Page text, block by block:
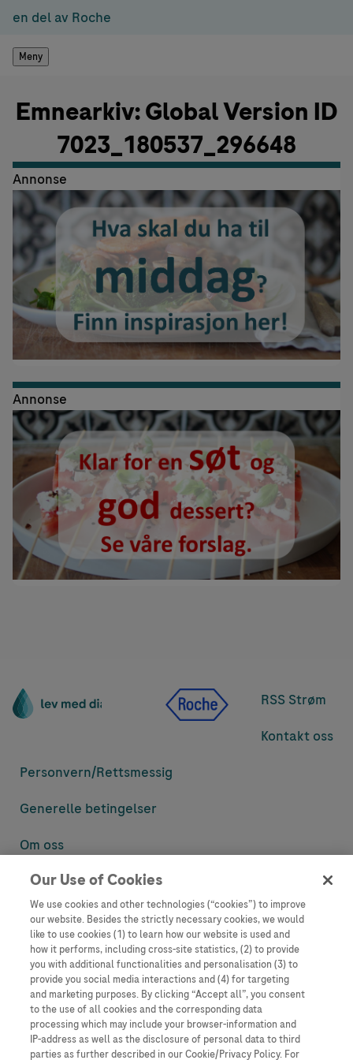
en del av Roche
Meny
Emnearkiv: Global Version ID
7023_180537_296648
Annonse
Annonse
RSS Strøm
Kontakt oss
Personvern/Rettsmessig
Generelle betingelser
Om oss
Denne nettsiden inneholder informasjon som er målsatt til en stor
informasjon som ellers ikke er tilgjengelig eller gyldig i ditt land.
Vennligst vær oppmerksom på at vi ikke tar noe ansvar for tilgang til
informasjon som muligens ikke er i samsvar med noen gyldig juridisk
prosess, regulering, registrering eller bruk i bostedslandet ditt.
Roche har ikke alltid mulighet til å kvalitetssikre andres innlegg, men
vil fjerne villedende eller upassende innlegg så langt det lar seg gjøre.
Vi har ikke ansvar for innhold på eksterne nettsider som det lenkes til.
Kopiering av materiale fra dette nettstedet for bruk annet sted er ikke
tillatt uten avtale. Nettstedet selger plass til annonsører, og slikt
Our Use of Cookies
We use cookies and other technologies (“cookies”) to improve
our website. Besides the strictly necessary cookies, we would
like to use cookies (1) to learn how our website is used and
how it performs, including cross-site statistics, (2) to provide
you with additional functionalities and personalisation (3) to
provide you social media interactions and (4) for targeting
and marketing purposes. By clicking “Accept all”, you consent
to the use of all cookies and the corresponding data
processing which may include your browser-information and
IP-address as well as the disclosure of personal data to third
parties as further described in our Cookie/Privacy Policy. For